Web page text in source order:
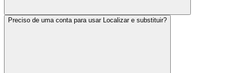
Preciso de uma conta para usar Localizar e substituir?